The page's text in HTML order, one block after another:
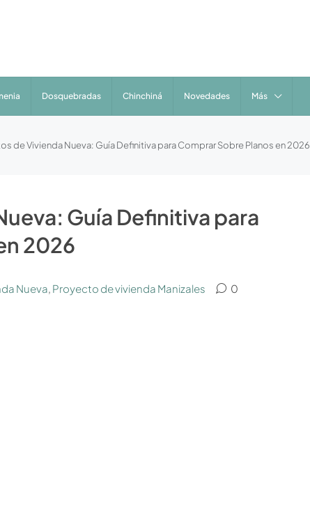
Dosquebradas Chinchiná Novedades Más
de Vivienda Nueva: Guía Definitiva para Comprar Sobre Planos en 2026
Guía Definitiva para
2026
Nueva, Proyecto de vivienda Manizales 0